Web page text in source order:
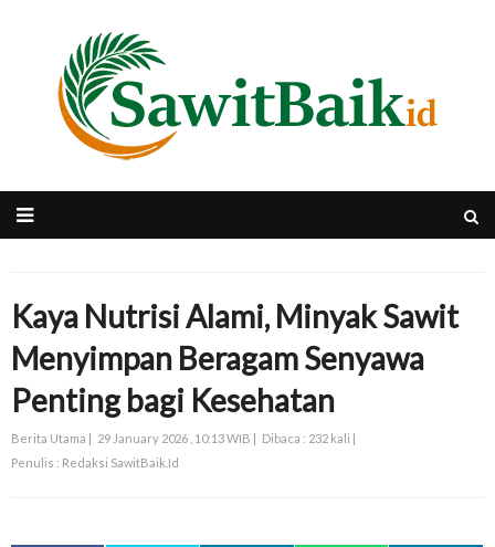
Kaya Nutrisi Alami, Minyak Sawit
Menyimpan Beragam Senyawa
Penting bagi Kesehatan
Berita Utama | 29 January 2026 , 10:13 WIB | Dibaca : 232 kali |
Penulis : Redaksi SawitBaik.Id